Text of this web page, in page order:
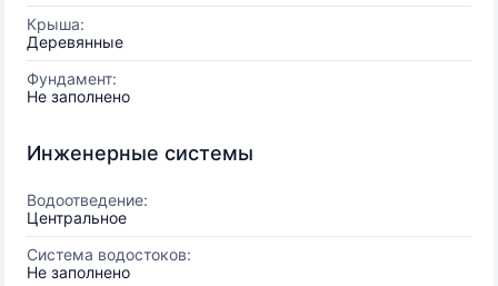
Крыша:
Деревянные
Фундамент:
Не заполнено
Инженерные системы
Водоотведение:
Центральное
Система водостоков:
Не заполнено